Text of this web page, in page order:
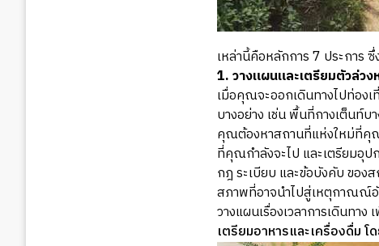
เหล่านี้คือหลักการ 7 ประการ
1. วางแผนและเตรียมตัวล่วง
เมื่อคุณจะออกเดินทางไปท่อง
บางอย่าง เช่น พื้นที่กางเต็นท์บ
คุณต้องหาสถานที่แห่งใหม่ที่คุณ
ที่คุณกำลังจะไป และเตรียมอุป
กฎ ระเบียบ และข้อบังคับ ของ
สภาพที่อาจนำไปสู่เหตุกาณณ์อั
วางแผนเรื่องเวลาการเดินทา
เตรียมอาหารและเครื่องดื่ม